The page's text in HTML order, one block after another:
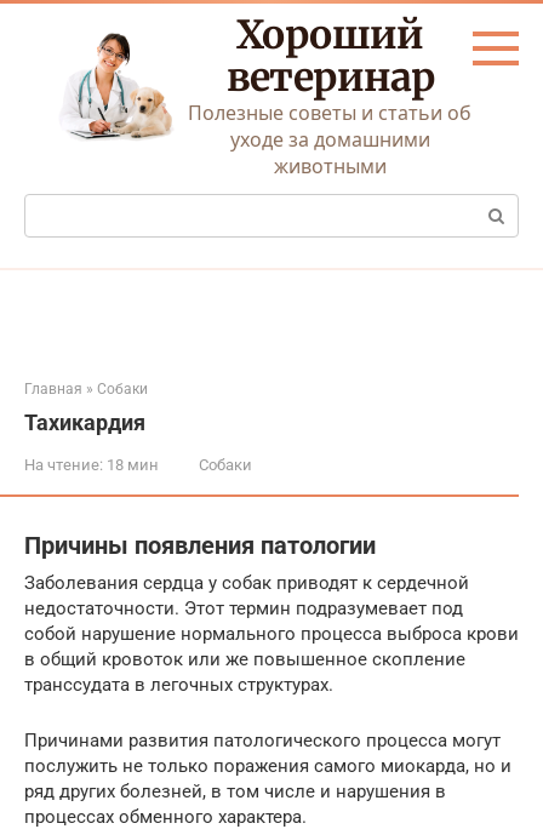
Перейти
Хороший
ветеринар
Полезные советы и статьи об
уходе за домашними
животными
Поиск:
Главная » Собаки
Тахикардия
На чтение: 18 мин Собаки
Причины появления патологии
Заболевания сердца у собак приводят к сердечной
недостаточности. Этот термин подразумевает под
собой нарушение нормального процесса выброса крови
в общий кровоток или же повышенное скопление
транссудата в легочных структурах.
Причинами развития патологического процесса могут
послужить не только поражения самого миокарда, но и
ряд других болезней, в том числе и нарушения в
процессах обменного характера.